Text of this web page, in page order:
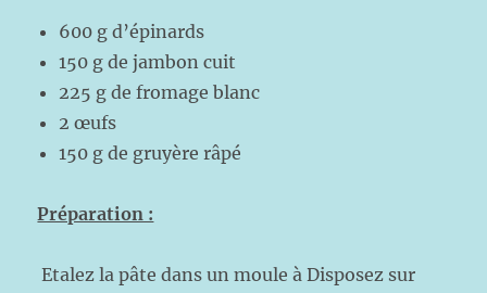
600 g d’épinards
150 g de jambon cuit
225 g de fromage blanc
2 œufs
150 g de gruyère râpé
Préparation :
Etalez la pâte dans un moule à Disposez sur